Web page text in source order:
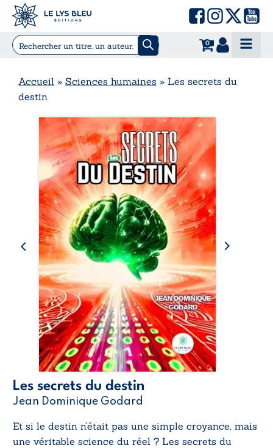
0
Accueil » Sciences humaines » Les secrets du
destin
Les secrets du destin
Jean Dominique Godard
Et si le destin n’était pas une simple croyance, mais
une véritable science du réel ? Les secrets du